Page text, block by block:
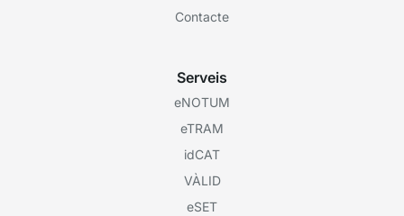
Contacte
Serveis
eNOTUM
eTRAM
idCAT
VÀLID
eSET